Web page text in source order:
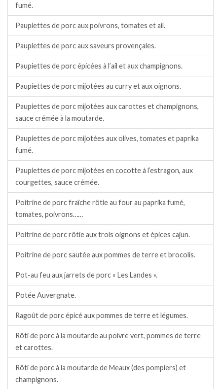
fumé.
Paupiettes de porc aux poivrons, tomates et ail.
Paupiettes de porc aux saveurs provençales.
Paupiettes de porc épicées à l’ail et aux champignons.
Paupiettes de porc mijotées au curry et aux oignons.
Paupiettes de porc mijotées aux carottes et champignons,
sauce crémée à la moutarde.
Paupiettes de porc mijotées aux olives, tomates et paprika
fumé.
Paupiettes de porc mijotées en cocotte à l’estragon, aux
courgettes, sauce crémée.
Poitrine de porc fraîche rôtie au four au paprika fumé,
tomates, poivrons……
Poitrine de porc rôtie aux trois oignons et épices cajun.
Poitrine de porc sautée aux pommes de terre et brocolis.
Pot-au feu aux jarrets de porc « Les Landes ».
Potée Auvergnate.
Ragoût de porc épicé aux pommes de terre et légumes.
Rôti de porc à la moutarde au poivre vert, pommes de terre
et carottes.
Rôti de porc à la moutarde de Meaux (des pompiers) et
champignons.